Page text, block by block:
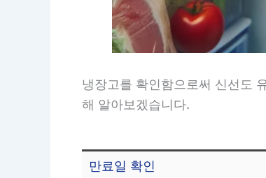
냉장고를 확인함으로써 신선도
해 알아보겠습니다.
만료일 확인